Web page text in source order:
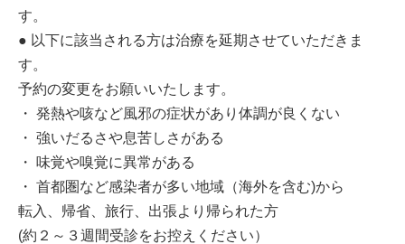
す。
● 以下に該当される方は治療を延期させていただきま
す。
予約の変更をお願いいたします。
・ 発熱や咳など風邪の症状があり体調が良くない
・ 強いだるさや息苦しさがある
・ 味覚や嗅覚に異常がある
・ 首都圏など感染者が多い地域（海外を含む)から
転入、帰省、旅行、出張より帰られた方
(約２～３週間受診をお控えください）